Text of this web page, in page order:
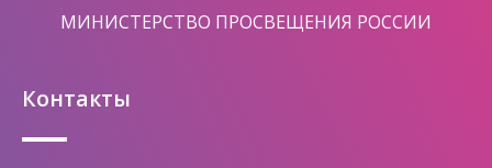
МИНИСТЕРСТВО ПРОСВЕЩЕНИЯ РОССИИ
Контакты